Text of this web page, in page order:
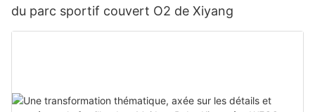
du parc sportif couvert O2 de Xiyang